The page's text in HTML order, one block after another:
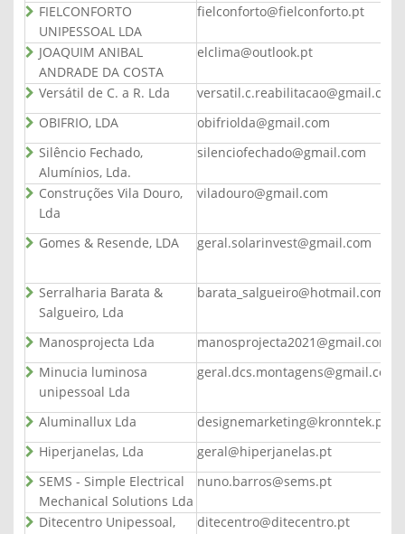
FIELCONFORTO
UNIPESSOAL LDA
fielconforto@fielconforto.pt
JOAQUIM ANIBAL
ANDRADE DA COSTA
elclima@outlook.pt
Versátil de C. a R. Lda
versatil.c.reabilitacao@gmail.com
OBIFRIO, LDA
obifriolda@gmail.com
Silêncio Fechado,
Alumínios, Lda.
silenciofechado@gmail.com
Construções Vila Douro,
Lda
viladouro@gmail.com
Gomes & Resende, LDA geral.solarinvest@gmail.com
Serralharia Barata &
Salgueiro, Lda
barata_salgueiro@hotmail.com
Manosprojecta Lda
manosprojecta2021@gmail.com
Minucia luminosa
unipessoal Lda
geral.dcs.montagens@gmail.com
Aluminallux Lda
designemarketing@kronntek.pt
Hiperjanelas, Lda
geral@hiperjanelas.pt
SEMS - Simple Electrical
Mechanical Solutions Lda
nuno.barros@sems.pt
Ditecentro Unipessoal,
ditecentro@ditecentro.pt